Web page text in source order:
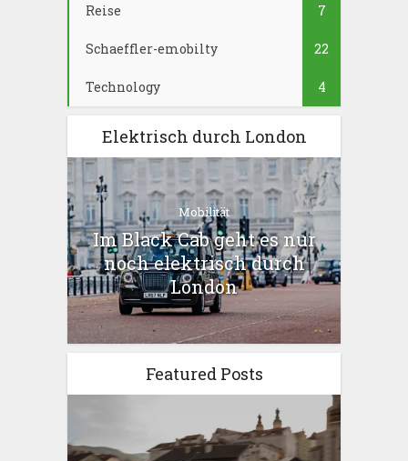
Reise 7
Schaeffler-emobilty 22
Technology 4
Elektrisch durch London
Mobilität
Im Black Cab geht es nur
noch elektrisch durch
London
Featured Posts